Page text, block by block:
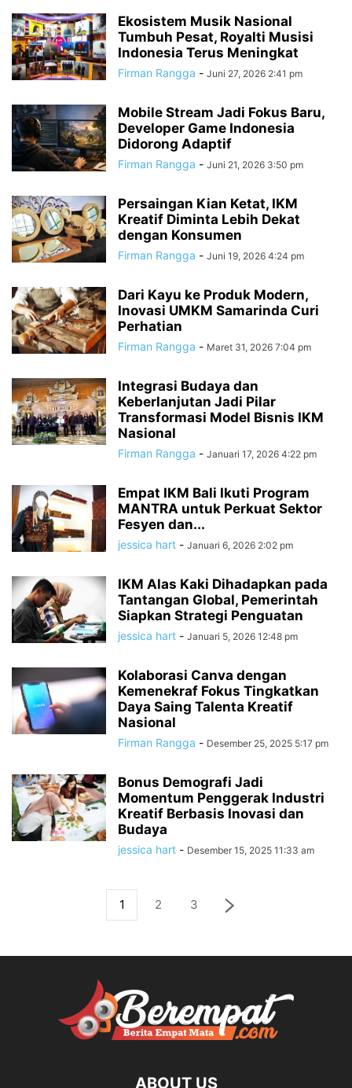
Ekosistem Musik Nasional
Tumbuh Pesat, Royalti Musisi
Indonesia Terus Meningkat
Firman Rangga - Juni 27, 2026 2:41 pm
Mobile Stream Jadi Fokus Baru,
Developer Game Indonesia
Didorong Adaptif
Firman Rangga - Juni 21, 2026 3:50 pm
Persaingan Kian Ketat, IKM
Kreatif Diminta Lebih Dekat
dengan Konsumen
Firman Rangga - Juni 19, 2026 4:24 pm
Dari Kayu ke Produk Modern,
Inovasi UMKM Samarinda Curi
Perhatian
Firman Rangga - Maret 31, 2026 7:04 pm
Integrasi Budaya dan
Keberlanjutan Jadi Pilar
Transformasi Model Bisnis IKM
Nasional
Firman Rangga - Januari 17, 2026 4:22 pm
Empat IKM Bali Ikuti Program
MANTRA untuk Perkuat Sektor
Fesyen dan...
jessica hart - Januari 6, 2026 2:02 pm
IKM Alas Kaki Dihadapkan pada
Tantangan Global, Pemerintah
Siapkan Strategi Penguatan
jessica hart - Januari 5, 2026 12:48 pm
Kolaborasi Canva dengan
Kemenekraf Fokus Tingkatkan
Daya Saing Talenta Kreatif
Nasional
Firman Rangga - Desember 25, 2025 5:17 pm
Bonus Demografi Jadi
Momentum Penggerak Industri
Kreatif Berbasis Inovasi dan
Budaya
jessica hart - Desember 15, 2025 11:33 am
1 2 3
ABOUT US